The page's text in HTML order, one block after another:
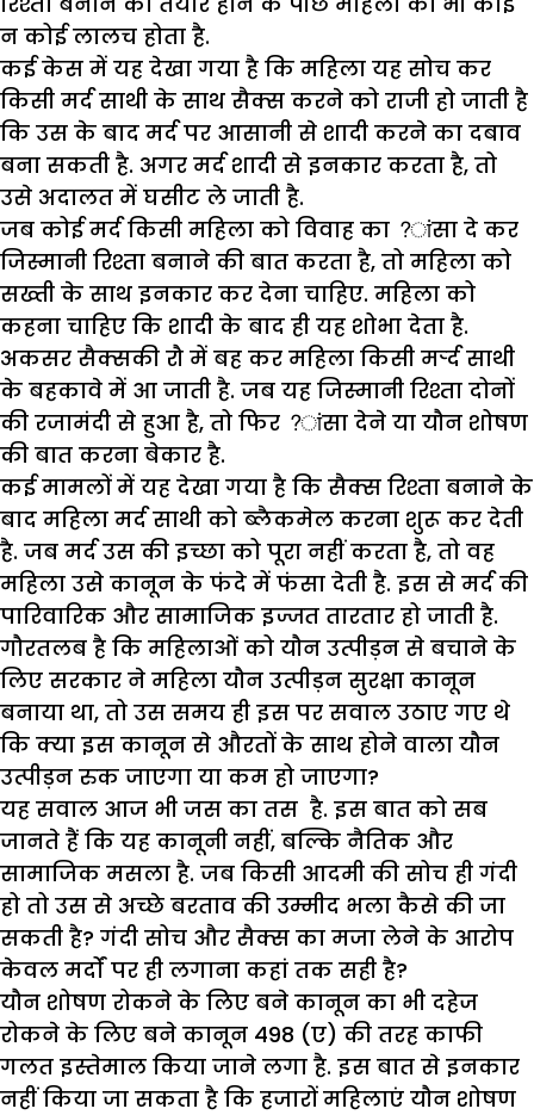
न कोई लालच होता है.
कई केस में यह देखा गया है कि महिला यह सोच कर
किसी मर्द साथी के साथ सैक्स करने को राजी हो जाती है
कि उस के बाद मर्द पर आसानी से शादी करने का दबाव
बना सकती है. अगर मर्द शादी से इनकार करता है, तो
उसे अदालत में घसीट ले जाती है.
जब कोई मर्द किसी महिला को विवाह का ?ांसा दे कर
जिस्मानी रिश्ता बनाने की बात करता है, तो महिला को
सख्ती के साथ इनकार कर देना चाहिए. महिला को
कहना चाहिए कि शादी के बाद ही यह शोभा देता है.
अकसर सैक्सकी रौ में बह कर महिला किसी मर्र्द साथी
के बहकावे में आ जाती है. जब यह जिस्मानी रिश्ता दोनों
की रजामंदी से हुआ है, तो फिर ?ांसा देने या यौन शोषण
की बात करना बेकार है.
कई मामलों में यह देखा गया है कि सैक्स रिश्ता बनाने के
बाद महिला मर्द साथी को ब्लैकमेल करना शुरू कर देती
है. जब मर्द उस की इच्छा को पूरा नहीं करता है, तो वह
महिला उसे कानून के फंदे में फंसा देती है. इस से मर्द की
पारिवारिक और सामाजिक इज्जत तारतार हो जाती है.
गौरतलब है कि महिलाओं को यौन उत्पीड़न से बचाने के
लिए सरकार ने महिला यौन उत्पीड़न सुरक्षा कानून
बनाया था, तो उस समय ही इस पर सवाल उठाए गए थे
कि क्या इस कानून से औरतों के साथ होने वाला यौन
उत्पीड़न रुक जाएगा या कम हो जाएगा?
यह सवाल आज भी जस का तस है. इस बात को सब
जानते हैं कि यह कानूनी नहीं, बल्कि नैतिक और
सामाजिक मसला है. जब किसी आदमी की सोच ही गंदी
हो तो उस से अच्छे बरताव की उम्मीद भला कैसे की जा
सकती है? गंदी सोच और सैक्स का मजा लेने के आरोप
केवल मर्दों पर ही लगाना कहां तक सही है?
यौन शोषण रोकने के लिए बने कानून का भी दहेज
रोकने के लिए बने कानून 498 (ए) की तरह काफी
गलत इस्तेमाल किया जाने लगा है. इस बात से इनकार
नहीं किया जा सकता है कि हजारों महिलाएं यौन शोषण